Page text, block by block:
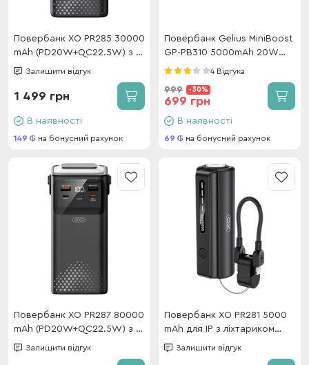
Повербанк XO PR285 30000
mAh (PD20W+QC22.5W) з 4
вбудованими кабелями та
Залишити відгук
1 499 грн
В наявності
149 на бонусний рахунок
Повербанк Gelius MiniBoost
GP-PB310 5000mAh 20W
Black
4 Відгука
999 -30%
699 грн
В наявності
69 на бонусний рахунок
Повербанк XO PR287 80000
mAh (PD20W+QC22.5W) з 4
вбудованими кабелями та
Залишити відгук
Повербанк XO PR281 5000
mAh для IP з ліхтариком
Black
Залишити відгук